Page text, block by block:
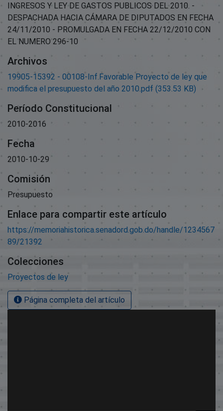
INGRESOS Y LEY DE GASTOS PUBLICOS DEL 2010. -
DESPACHADA HACIA CÁMARA DE DIPUTADOS EN FECHA
24/11/2010 - PROMULGADA EN FECHA 22/12/2010 CON
EL NUMERO 296-10
Archivos
19905-15392 - 00108-Inf.Favorable Proyecto de ley que
modifica el presupuesto del año 2010.pdf (353.53 KB)
Período Constitucional
2010-2016
Fecha
2010-10-29
Comisión
Presupuesto
Enlace para compartir este artículo
https://memoriahistorica.senadord.gob.do/handle/1234567
89/21392
Colecciones
Proyectos de ley
Página completa del artículo